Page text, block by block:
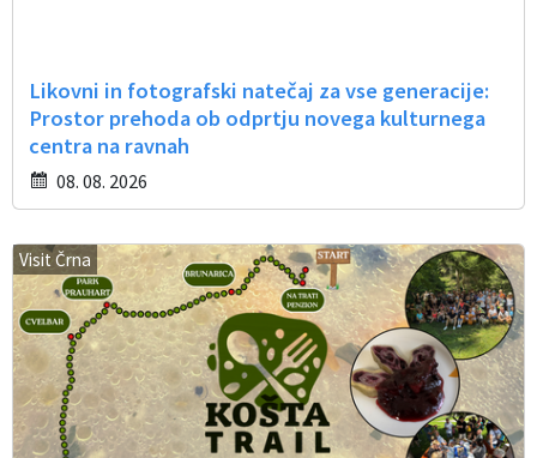
Likovni in fotografski natečaj za vse generacije:
Prostor prehoda ob odprtju novega kulturnega
centra na ravnah
08. 08. 2026
Visit Črna